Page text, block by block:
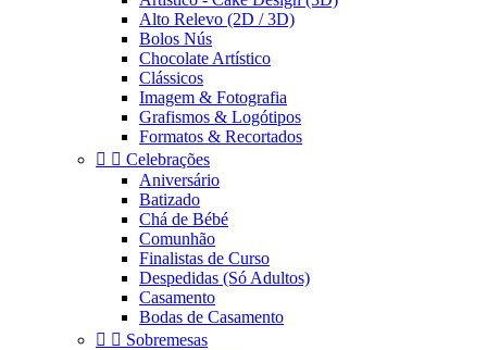
Alto Relevo (2D / 3D)
Bolos Nús
Chocolate Artístico
Clássicos
Imagem & Fotografia
Grafismos & Logótipos
Formatos & Recortados
  Celebrações
Aniversário
Batizado
Chá de Bébé
Comunhão
Finalistas de Curso
Despedidas (Só Adultos)
Casamento
Bodas de Casamento
  Sobremesas